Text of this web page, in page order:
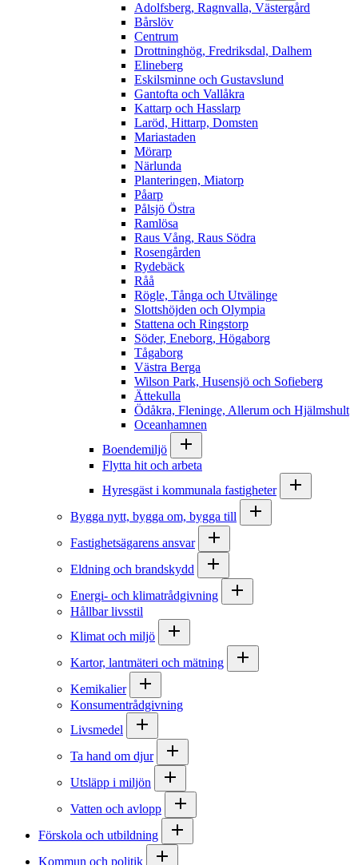
Adolfsberg, Ragnvalla, Västergård
Bårslöv
Centrum
Drottninghög, Fredriksdal, Dalhem
Elineberg
Eskilsminne och Gustavslund
Gantofta och Vallåkra
Kattarp och Hasslarp
Laröd, Hittarp, Domsten
Mariastaden
Mörarp
Närlunda
Planteringen, Miatorp
Påarp
Pålsjö Östra
Ramlösa
Raus Vång, Raus Södra
Rosengården
Rydebäck
Råå
Rögle, Tånga och Utvälinge
Slottshöjden och Olympia
Stattena och Ringstorp
Söder, Eneborg, Högaborg
Tågaborg
Västra Berga
Wilson Park, Husensjö och Sofieberg
Ättekulla
Ödåkra, Fleninge, Allerum och Hjälmshult
Oceanhamnen
Boendemiljö
Flytta hit och arbeta
Hyresgäst i kommunala fastigheter
Bygga nytt, bygga om, bygga till
Fastighetsägarens ansvar
Eldning och brandskydd
Energi- och klimatrådgivning
Hållbar livsstil
Klimat och miljö
Kartor, lantmäteri och mätning
Kemikalier
Konsumentrådgivning
Livsmedel
Ta hand om djur
Utsläpp i miljön
Vatten och avlopp
Förskola och utbildning
Kommun och politik